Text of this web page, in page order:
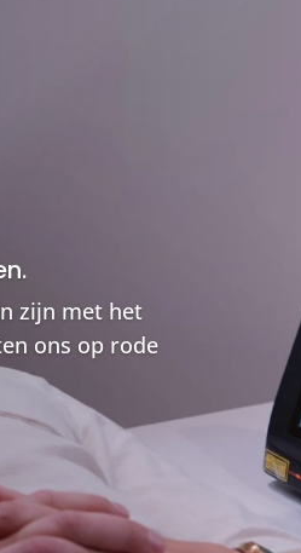
zijn met het
ons op rode